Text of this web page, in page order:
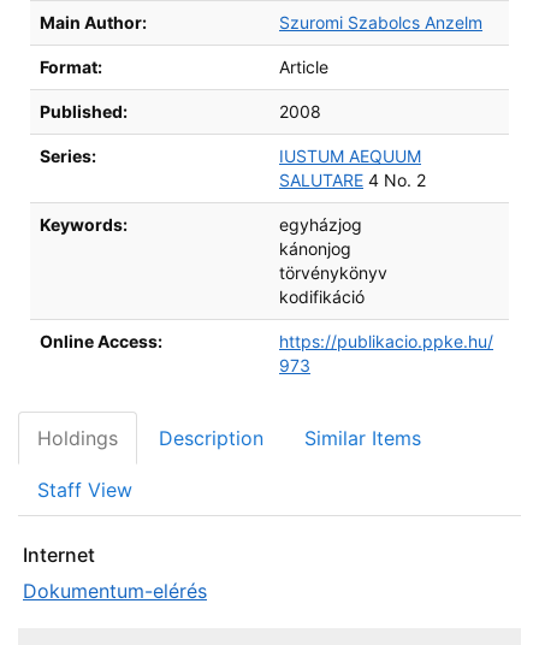
Bibliographic Details
Main Author: Szuromi Szabolcs Anzelm
Format: Article
Published: 2008
Series:
IUSTUM AEQUUM
SALUTARE 4 No. 2
Keywords:
egyházjog
kánonjog
törvénykönyv
kodifikáció
Online Access:
https://publikacio.ppke.hu/
973
Holdings Description Similar Items
Staff View
Internet
Dokumentum-elérés